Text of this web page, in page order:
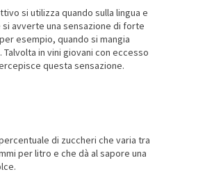
si utilizza quando sulla lingua e
avverte una sensazione di forte
esempio, quando si mangia
in vini giovani con eccesso
questa sensazione.
di zuccheri che varia tra
per litro e che dà al sapore una